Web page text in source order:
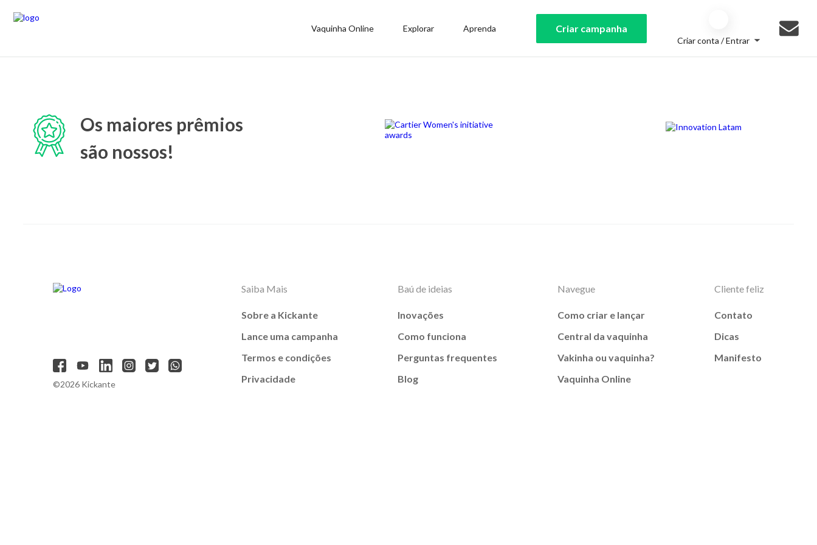
Vaquinha Online Explorar Aprenda Criar campanha
Criar conta / Entrar
Os maiores prêmios
são nossos!
©2026 Kickante
Saiba Mais
Sobre a Kickante
Lance uma campanha
Termos e condições
Privacidade
Baú de ideias
Inovações
Como funciona
Perguntas frequentes
Blog
Navegue
Como criar e lançar
Central da vaquinha
Vakinha ou vaquinha?
Vaquinha Online
Cliente feliz
Contato
Dicas
Manifesto